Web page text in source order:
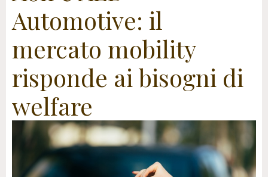
Automotive: il
mercato mobility
risponde ai bisogni di
welfare